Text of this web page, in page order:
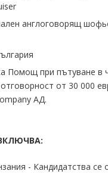
англоговорящ
Помощ при пътуване в
от 30 000
АД.
- Кандидатства се